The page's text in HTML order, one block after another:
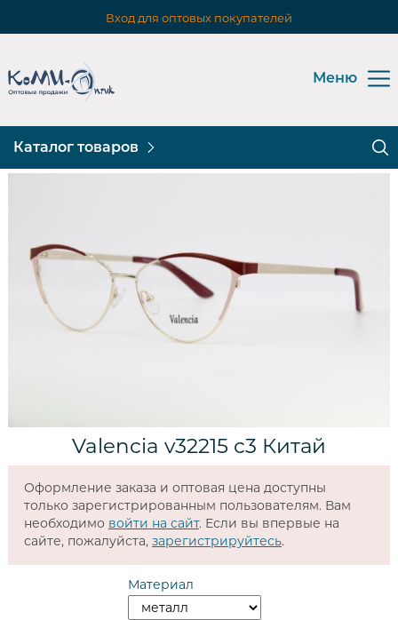
Вход для оптовых покупателей
Меню
Каталог товаров
Valencia v32215 c3 Китай
Оформление заказа и оптовая цена доступны
только зарегистрированным пользователям. Вам
необходимо войти на сайт. Если вы впервые на
сайте, пожалуйста, зарегистрируйтесь.
Материал